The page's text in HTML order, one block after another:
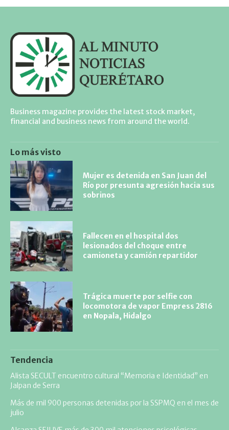
Business magazine provides the latest stock market,
financial and business news from around the world.
Lo más visto
Mujer es detenida en San Juan del
Río por presunta agresión hacia sus
sobrinos
Fallecen en el hospital dos
lesionados del choque entre
camioneta y camión repartidor
Trágica muerte por selfie con
locomotora de vapor Empress 2816
en Nopala, Hidalgo
Tendencia
Alista SECULT encuentro cultural “Memoria e Identidad” en
Jalpan de Serra
Más de mil 900 personas detenidas por la SSPMQ en el mes de
julio